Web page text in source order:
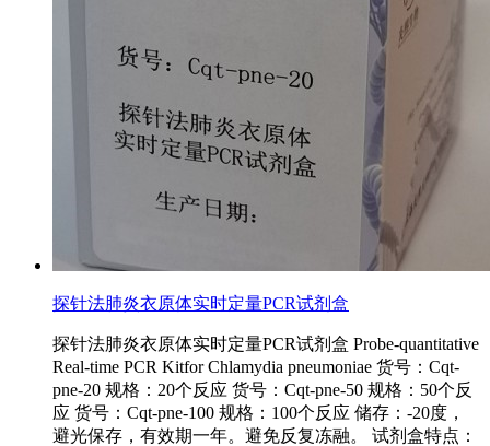
探针法肺炎衣原体实时定量PCR试剂盒
探针法肺炎衣原体实时定量PCR试剂盒 Probe-quantitative
Real-time PCR Kitfor Chlamydia pneumoniae 货号：Cqt-
pne-20 规格：20个反应 货号：Cqt-pne-50 规格：50个反
应 货号：Cqt-pne-100 规格：100个反应 储存：-20度，
避光保存，有效期一年。避免反复冻融。 试剂盒特点：